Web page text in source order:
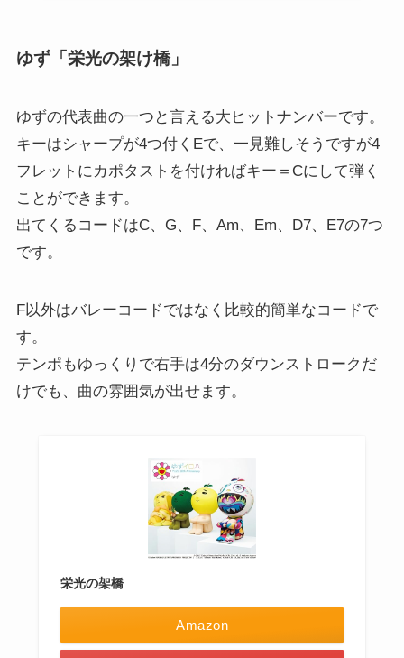
ゆず「栄光の架け橋」
ゆずの代表曲の一つと言える大ヒットナンバーです。
キーはシャープが4つ付くEで、一見難しそうですが4
フレットにカポタストを付ければキー＝Cにして弾く
ことができます。
出てくるコードはC、G、F、Am、Em、D7、E7の7つ
です。
F以外はバレーコードではなく比較的簡単なコードで
す。
テンポもゆっくりで右手は4分のダウンストロークだ
けでも、曲の雰囲気が出せます。
栄光の架橋
Amazon